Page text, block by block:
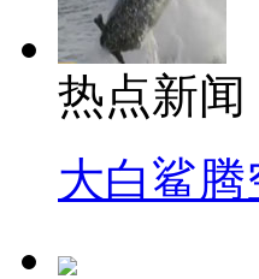
热点新闻
大白鲨